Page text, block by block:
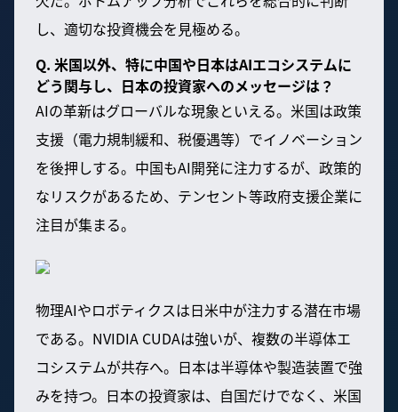
し、適切な投資機会を見極める。
Q. 米国以外、特に中国や日本はAIエコシステムに
どう関与し、日本の投資家へのメッセージは？
AIの革新はグローバルな現象といえる。米国は政策
支援（電力規制緩和、税優遇等）でイノベーション
を後押しする。中国もAI開発に注力するが、政策的
なリスクがあるため、テンセント等政府支援企業に
注目が集まる。
物理AIやロボティクスは日米中が注力する潜在市場
である。NVIDIA CUDAは強いが、複数の半導体エ
コシステムが共存へ。日本は半導体や製造装置で強
みを持つ。日本の投資家は、自国だけでなく、米国